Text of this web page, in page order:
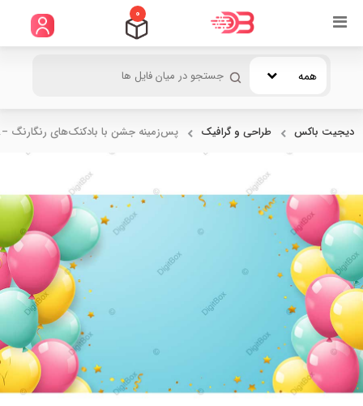
0
همه
دیجیت باکس طراحی و گرافیک پس‌زمینه جشن با بادکنک‌های رنگارنگ